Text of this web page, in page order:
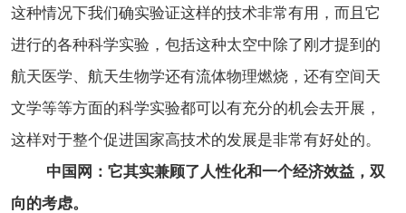
这种情况下我们确实验证这样的技术非常有用，而且它
进行的各种科学实验，包括这种太空中除了刚才提到的
航天医学、航天生物学还有流体物理燃烧，还有空间天
文学等等方面的科学实验都可以有充分的机会去开展，
这样对于整个促进国家高技术的发展是非常有好处的。
中国网：它其实兼顾了人性化和一个经济效益，双
向的考虑。